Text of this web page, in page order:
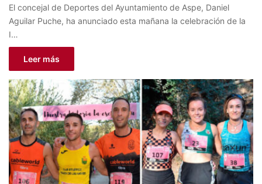
El concejal de Deportes del Ayuntamiento de Aspe, Daniel
Aguilar Puche, ha anunciado esta mañana la celebración de la
I…
Leer más